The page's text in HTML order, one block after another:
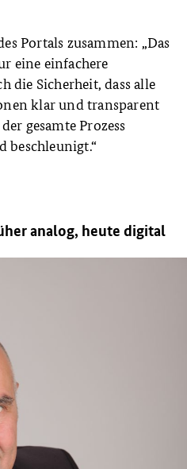
Portals zusammen: „Das
eine einfachere
die Sicherheit, dass alle
klar und transparent
gesamte Prozess
beschleunigt.“
analog, heute digital